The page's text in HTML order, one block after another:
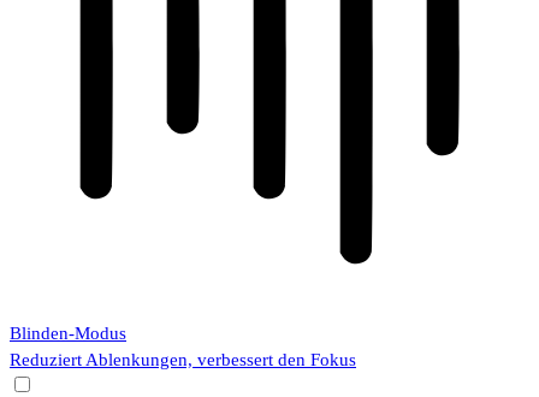
Blinden-Modus
Reduziert Ablenkungen, verbessert den Fokus